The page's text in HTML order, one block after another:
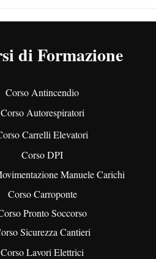
classificazione
di Formazione
Corso Antincendio
Corso Autorespiratori
Carrelli Elevatori
Corso DPI
Manuele Carichi
Corso Carroponte
Pronto Soccorso
Sicurezza Cantieri
Corso Lavori Elettrici